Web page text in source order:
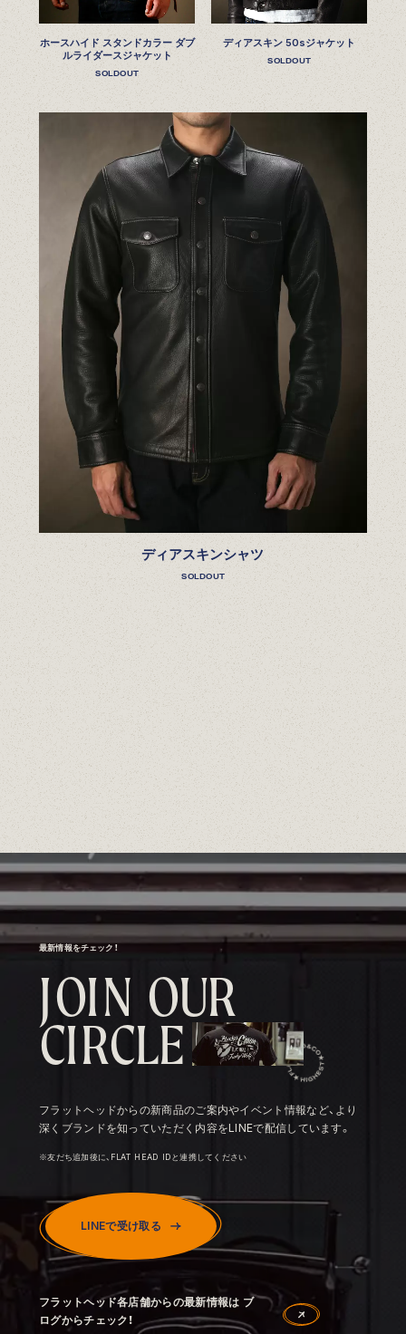
ホースハイド スタンドカラー ダブ
ルライダースジャケット
SOLDOUT
ディアスキン 50sジャケット
SOLDOUT
ディアスキンシャツ
SOLDOUT
最新情報をチェック！
JOIN OUR
CIRCLE
フラットヘッドからの新商品のご案内やイベント情報など、より
深くブランドを知っていただく内容をLINEで配信しています。
※友だち追加後に、FLAT HEAD IDと連携してください
LINEで受け取る
フラットヘッド各店舗からの最新情報は ブ
ログからチェック！